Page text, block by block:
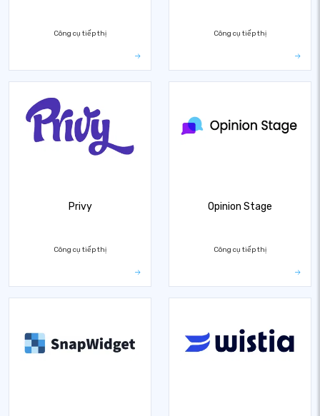
Công cụ tiếp thị Công cụ tiếp thị
Privy
Công cụ tiếp thị
Opinion Stage
Công cụ tiếp thị